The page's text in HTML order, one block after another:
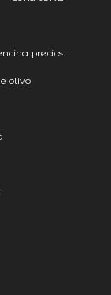
precios
olivo